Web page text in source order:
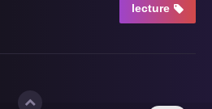
lecture